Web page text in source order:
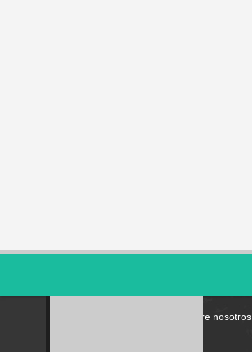
Sobre nosotros